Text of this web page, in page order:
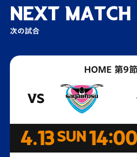
NEXT MATCH
次の試合
HOME 第9節
VS
4.13 SUN 14:00